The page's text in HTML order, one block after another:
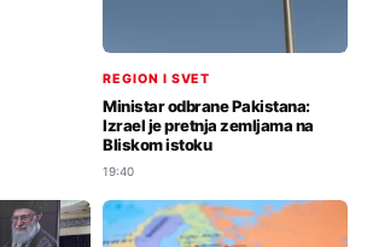
REGION I SVET
Ministar odbrane Pakistana:
Izrael je pretnja zemljama na
Bliskom istoku
19:40